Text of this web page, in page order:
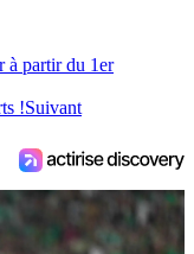
à partir du 1er
!Suivant